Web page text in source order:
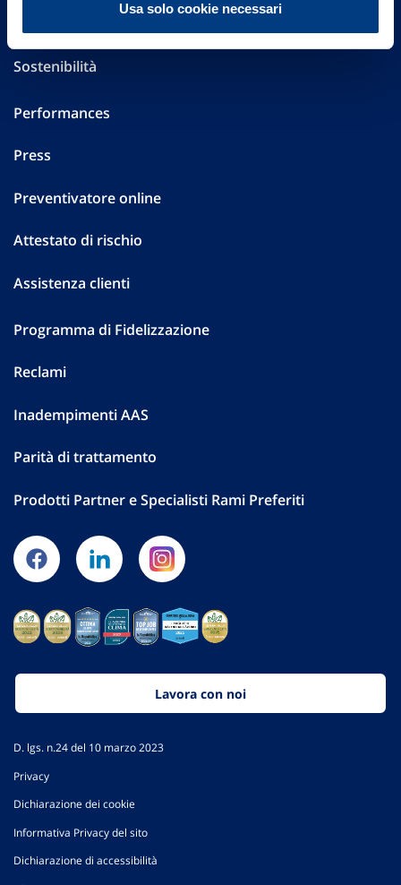
Usa solo cookie necessari
Sostenibilità
Performances
Press
Preventivatore online
Attestato di rischio
Assistenza clienti
Programma di Fidelizzazione
Reclami
Inadempimenti AAS
Parità di trattamento
Prodotti Partner e Specialisti Rami Preferiti
Lavora con noi
D. lgs. n.24 del 10 marzo 2023
Privacy
Dichiarazione dei cookie
Informativa Privacy del sito
Dichiarazione di accessibilità